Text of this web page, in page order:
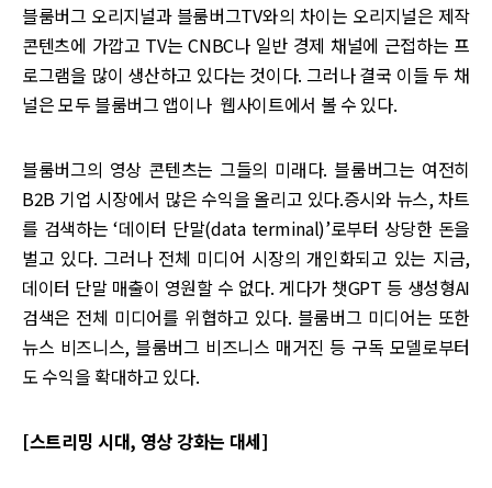
블룸버그 오리지널과 블룸버그TV와의 차이는 오리지널은 제작
콘텐츠에 가깝고 TV는 CNBC나 일반 경제 채널에 근접하는 프
로그램을 많이 생산하고 있다는 것이다. 그러나 결국 이들 두 채
널은 모두 블룸버그 앱이나 웹사이트에서 볼 수 있다.
블룸버그의 영상 콘텐츠는 그들의 미래다. 블룸버그는 여전히
B2B 기업 시장에서 많은 수익을 올리고 있다.증시와 뉴스, 차트
를 검색하는 ‘데이터 단말(data terminal)’로부터 상당한 돈을
벌고 있다. 그러나 전체 미디어 시장의 개인화되고 있는 지금,
데이터 단말 매출이 영원할 수 없다. 게다가 챗GPT 등 생성형AI
검색은 전체 미디어를 위협하고 있다. 블룸버그 미디어는 또한
뉴스 비즈니스, 블룸버그 비즈니스 매거진 등 구독 모델로부터
도 수익을 확대하고 있다.
[스트리밍 시대, 영상 강화는 대세]